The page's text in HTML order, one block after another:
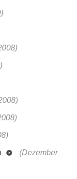
(Dezember